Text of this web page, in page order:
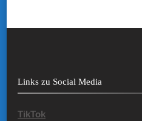
Links zu Social Media
TikTok